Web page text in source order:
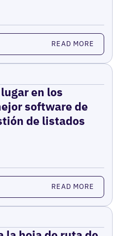
READ MORE
en los
software de
de listados
READ MORE